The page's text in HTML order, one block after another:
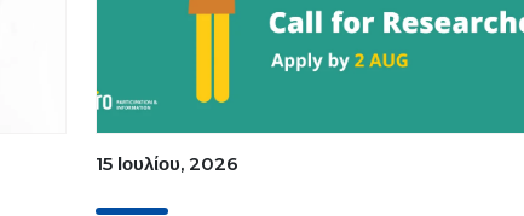
15 Ιουλίου, 2026